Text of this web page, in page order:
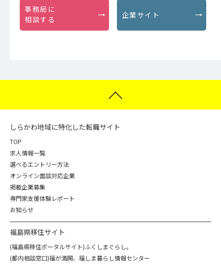
事務局に
相談する
企業サイト
しらかわ地域に特化した転職サイト
TOP
求人情報一覧
選べるエントリー方法
オンライン面談対応企業
掲載企業募集
専門家支援体験レポート
お知らせ
福島県移住サイト
(福島県移住ポータルサイト)ふくしまぐらし。
(都内相談窓口)福が満開、福しま暮らし情報センター